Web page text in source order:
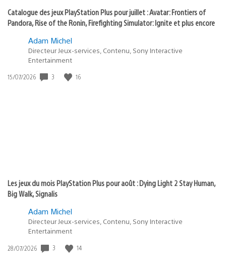
Catalogue des jeux PlayStation Plus pour juillet : Avatar: Frontiers of
Pandora, Rise of the Ronin, Firefighting Simulator: Ignite et plus encore
Adam Michel
Directeur Jeux-services, Contenu, Sony Interactive
Entertainment
Date
15/07/2026 3 16
Les jeux du mois PlayStation Plus pour août : Dying Light 2 Stay Human,
Big Walk, Signalis
Adam Michel
Directeur Jeux-services, Contenu, Sony Interactive
Entertainment
Date
28/07/2026 3 14